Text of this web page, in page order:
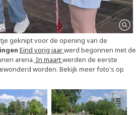
geknipt voor de opening van de
Eind vorig jaarwerd begonnen met de
arena. In maartwerden de eerste
worden. Bekijk meer foto's op